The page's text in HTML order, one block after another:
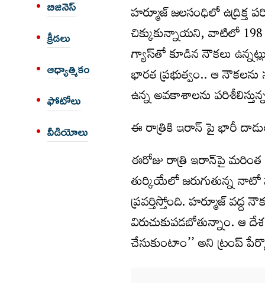
బిజినెస్
క్రీడలు
ఆధ్యాత్మికం
ఫోటోలు
వీడియోలు
హర్మూజ్ జలసంధిలో ఉద్రిక్త
చిక్కుకున్నాయని, వాటిలో
గ్యాస్‌తో కూడిన నౌకలు
భారత ప్రభుత్వం.. ఆ నౌకలను
ఉన్న అవకాశాలను
ఈ రాత్రికి ఇరాన్ పై భారీ
ఈరోజు రాత్రి ఇరాన్‌పై మరింత
తుర్కియేలో జరుగుతున్న
ప్రవర్తిస్తోంది. హర్మూజ్‌ వద్ద
విరుచుకుపడబోతున్నాం.
చేసుకుంటాం’’ అని ట్రంప్